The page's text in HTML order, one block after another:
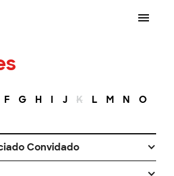
F G H I J K L M N O
Convidado